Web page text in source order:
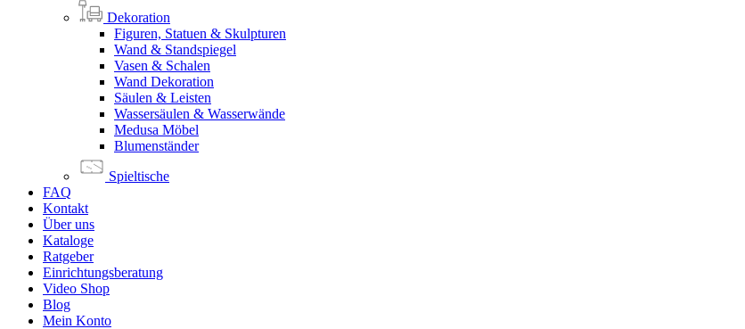
Dekoration
Figuren, Statuen & Skulpturen
Wand & Standspiegel
Vasen & Schalen
Wand Dekoration
Säulen & Leisten
Wassersäulen & Wasserwände
Medusa Möbel
Blumenständer
Spieltische
FAQ
Kontakt
Über uns
Kataloge
Ratgeber
Einrichtungsberatung
Video Shop
Blog
Mein Konto